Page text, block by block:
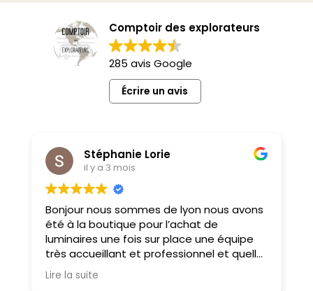
Comptoir des explorateurs
285 avis Google
Écrire un avis
Stéphanie Lorie
il y a 3 mois
Bonjour nous sommes de lyon nous avons
été à la boutique pour l’achat de
luminaires une fois sur place une équipe
très accueillant et professionnel et quelle
choix on ne sait pas où donner de la tête
tellement il y a des choses magnifiques
Lire la suite